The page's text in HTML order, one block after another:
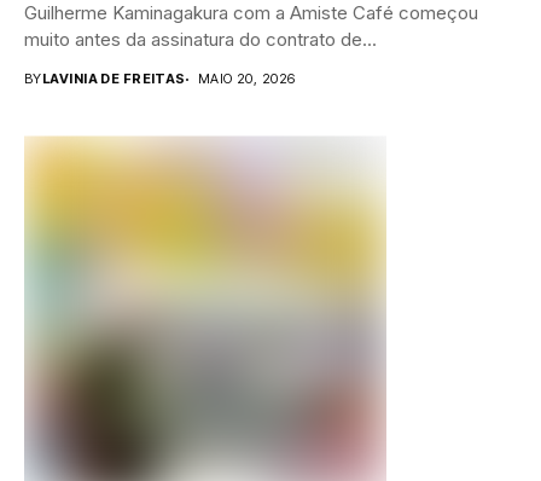
Guilherme Kaminagakura com a Amiste Café começou
muito antes da assinatura do contrato de...
BYLAVINIA DE FREITAS MAIO 20, 2026